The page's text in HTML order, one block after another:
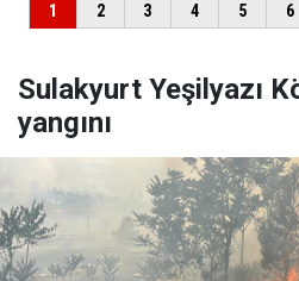
Sulakyurt Yeşilyazı
yangını